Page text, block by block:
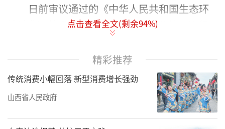
日前审议通过的《中华人民共和国生态环
境法典》将噪声污染防治设为独立分编，进行
力的法律武器和行动指南。
噪声虽无形，却关乎民生福祉、城市宜居
度与群众幸福感。近年来，山西省坚持以民为
本，将声环境综合治理作为生态文明建设和民
点击查看全文(剩余94%)
精彩推荐
传统消费小幅回落 新型消费增长强劲
山西省人民政府